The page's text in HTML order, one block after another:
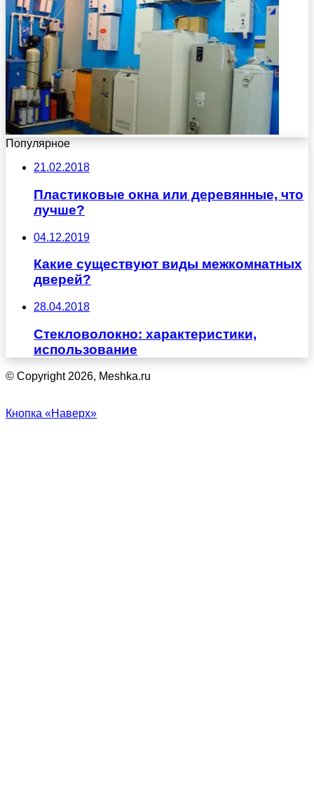
Популярное
21.02.2018
Пластиковые окна или деревянные, что
лучше?
04.12.2019
Какие существуют виды межкомнатных
дверей?
28.04.2018
Стекловолокно: характеристики,
использование
© Copyright 2026, Meshka.ru
Кнопка «Наверх»